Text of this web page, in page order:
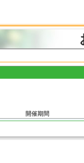
開催期間